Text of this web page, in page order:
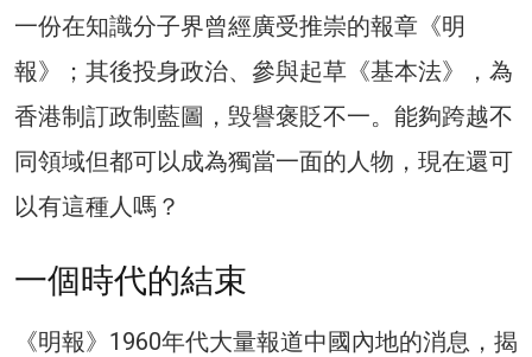
一份在知識分子界曾經廣受推崇的報章《明
報》；其後投身政治、參與起草《基本法》，為
香港制訂政制藍圖，毁譽褒貶不一。能夠跨越不
同領域但都可以成為獨當一面的人物，現在還可
以有這種人嗎？
一個時代的結束
《明報》1960年代大量報道中國內地的消息，揭